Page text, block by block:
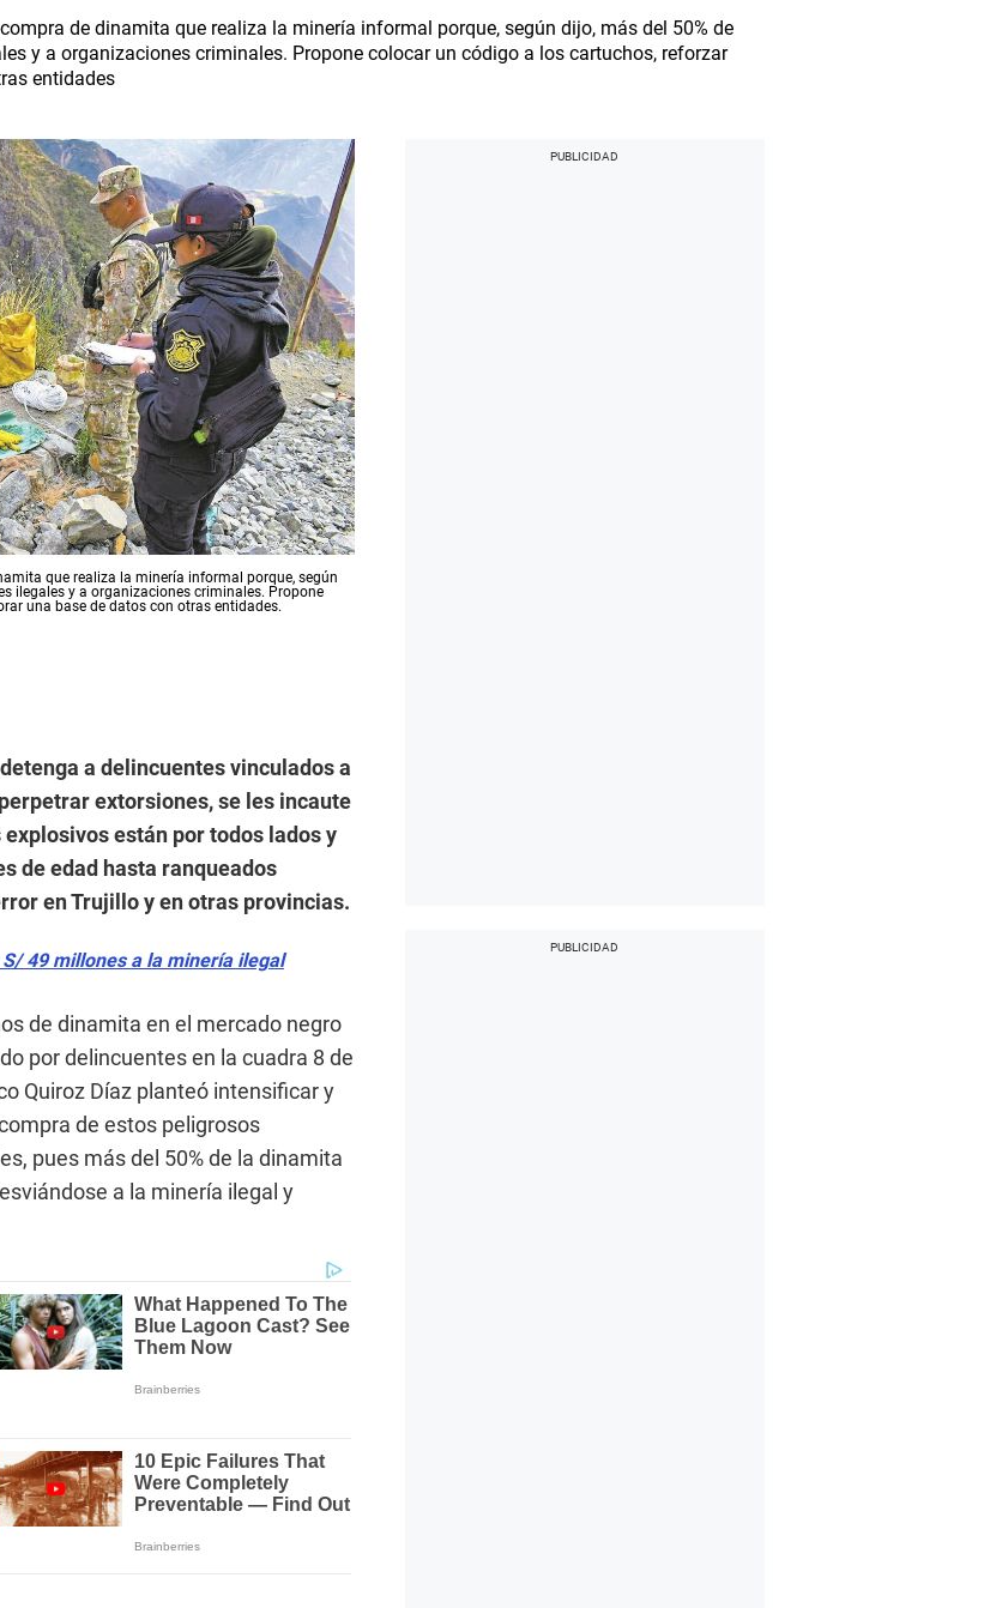
de dinamita que realiza la minería informal porque, según dijo, más del 50% de
y a organizaciones criminales. Propone colocar un código a los cartuchos, reforzar
entidades
que realiza la minería informal porque, según
ilegales y a organizaciones criminales. Propone
una base de datos con otras entidades.
a delincuentes vinculados a
extorsiones, se les incaute
están por todos lados y
de edad hasta ranqueados
en Trujillo y en otras provincias.
49 millones a la minería ilegal
de dinamita en el mercado negro
por delincuentes en la cuadra 8 de
Quiroz Díaz planteó intensificar y
de estos peligrosos
pues más del 50% de la dinamita
a la minería ilegal y